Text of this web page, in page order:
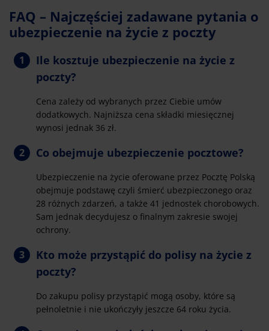
FAQ – Najczęściej zadawane pytania o
ubezpieczenie na życie z poczty
Ile kosztuje ubezpieczenie na życie z
poczty?
Cena zależy od wybranych przez Ciebie umów
dodatkowych. Najniższa cena składki miesięcznej
wynosi jednak 36 zł.
Co obejmuje ubezpieczenie pocztowe?
Ubezpieczenie na życie oferowane przez Pocztę Polską
obejmuje podstawę czyli śmierć ubezpieczonego oraz
28 różnych zdarzeń, a także 41 jednostek chorobowych.
Sam jednak decydujesz o finalnym zakresie swojej
ochrony.
Kto może przystąpić do polisy na życie z
poczty?
Do zakupu polisy przystąpić mogą osoby, które są
pełnoletnie i nie ukończyły jeszcze 64 roku życia.